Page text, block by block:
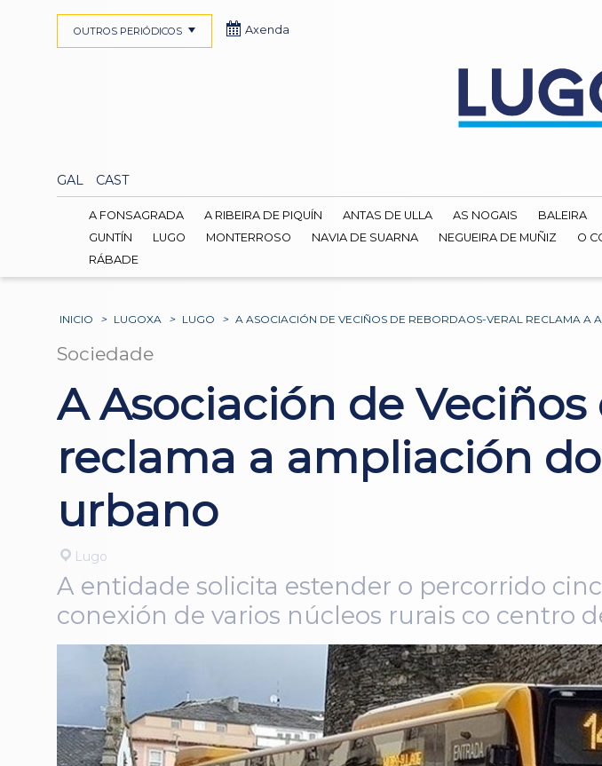
GAL CAST
OUTROS PERIÓDICOS Axenda
A FONSAGRADA A RIBEIRA DE PIQUÍN ANTAS DE ULLA AS NOGAIS BALEIRA
GUNTÍN
LUGO MONTERROSO NAVIA DE SUARNA NEGUEIRA DE MUÑIZ O
RÁBADE
INICIO > LUGOXA > LUGO > A ASOCIACIÓN DE VECIÑOS DE REBORDAOS-VERAL RECLAMA A
Sociedade
A Asociación de
reclama a ampliación
urbano
Lugo
A entidade solicita estender o percorrido
conexión de varios núcleos rurais co centro